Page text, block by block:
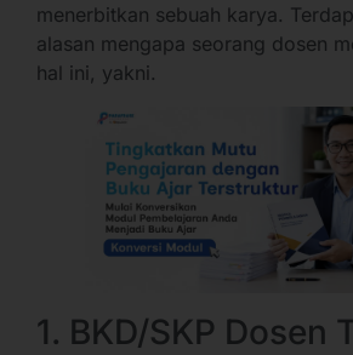
menerbitkan sebuah karya.
alasan mengapa seorang dosen
hal ini, yakni.
1. BKD/SKP Dosen